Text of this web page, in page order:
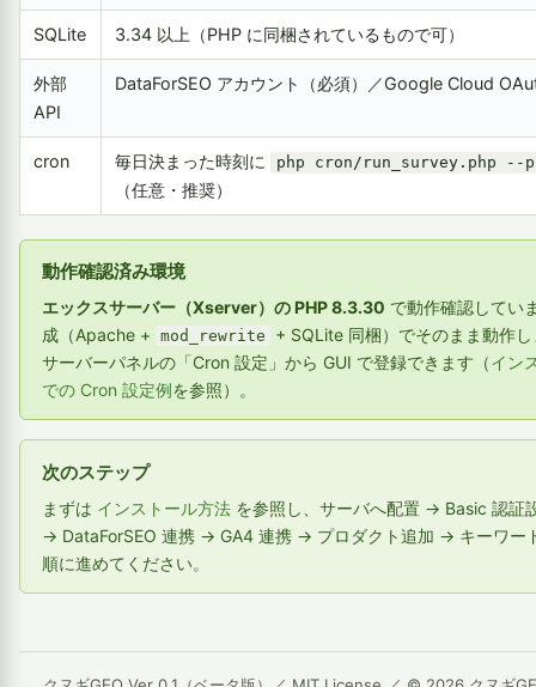
SQLite 3.34 以上（PHP に同梱されているもので可）
外部
API
DataForSEO アカウント（必須）／Google Cloud
cron 毎日決まった時刻に php cron/run_survey.php --
（任意・推奨）
動作確認済み環境
エックスサーバー（Xserver）の PHP 8.3.30 で動作確認してい
成（Apache + mod_rewrite
+ SQLite 同梱）でそのまま動作
サーバーパネルの「Cron 設定」から GUI で登録できます（イン
での Cron 設定例を参照）。
次のステップ
まずは インストール方法を参照し、サーバへ配置 → Basic 認証
→ DataForSEO 連携 → GA4 連携 → プロダクト追加 → キーワー
順に進めてください。